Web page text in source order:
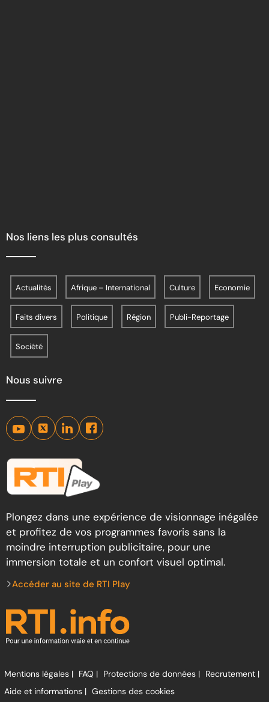
Nos liens les plus consultés
Actualités Afrique – International Culture Economie
Faits divers Politique Région Publi-Reportage
Société
Nous suivre
Plongez dans une expérience de visionnage inégalée
et profitez de vos programmes favoris sans la
moindre interruption publicitaire, pour une
immersion totale et un confort visuel optimal.
Accéder au site de RTI Play
Mentions légales | FAQ | Protections de données | Recrutement |
Aide et informations | Gestions des cookies